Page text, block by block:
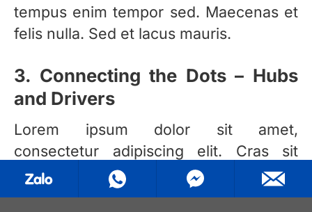
tempus enim tempor sed. Maecenas et
felis nulla. Sed et lacus mauris.
3. Connecting the Dots – Hubs
and Drivers
Lorem ipsum dolor sit amet,
consectetur adipiscing elit. Cras sit
amet varius metus, ut semper sapien.
Ut lobortis dapibus metus.